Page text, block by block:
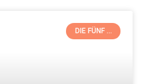
DIE FÜNF ...